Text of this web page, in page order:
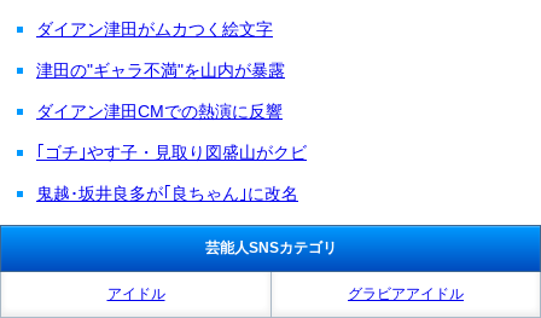
ダイアン津田がムカつく絵文字
津田の"ギャラ不満"を山内が暴露
ダイアン津田CMでの熱演に反響
｢ゴチ｣やす子・見取り図盛山がクビ
鬼越･坂井良多が｢良ちゃん｣に改名
芸能人SNSカテゴリ
アイドル グラビアアイドル